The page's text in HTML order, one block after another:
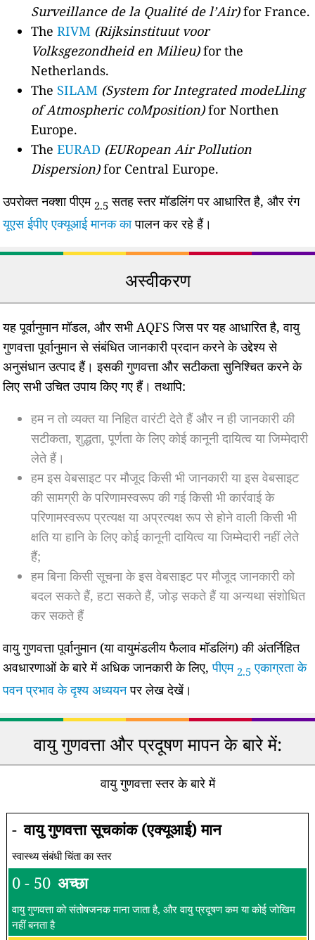
Surveillance de la Qualité de l’Air)for France.
TheRIVM (Rijksinstituut voor
Volksgezondheid en Milieu)for the
Netherlands.
The SILAM (System for Integrated modeLling
of Atmospheric coMposition)for Northen
Europe.
TheEURAD (EURopean Air Pollution
Dispersion)for Central Europe.
उपरोक्त नक्शा पीएम 2.5 सतह स्तर मॉडलिंग पर आधारित है, और रंग
यूएस ईपीए एक्यूआई मानक कापालन कर रहे हैं।
अस्वीकरण
यह पूर्वानुमान मॉडल, और सभी AQFS जिस पर यह आधारित है, वायु
गुणवत्ता पूर्वानुमान से संबंधित जानकारी प्रदान करने के उद्देश्य से
अनुसंधान उत्पाद हैं। इसकी गुणवत्ता और सटीकता सुनिश्चित करने के
लिए सभी उचित उपाय किए गए हैं। तथापि:
हम न तो व्यक्त या निहित वारंटी देते हैं और न ही जानकारी की
सटीकता, शुद्धता, पूर्णता के लिए कोई कानूनी दायित्व या जिम्मेदारी
लेते हैं।
हम इस वेबसाइट पर मौजूद किसी भी जानकारी या इस वेबसाइट
की सामग्री के परिणामस्वरूप की गई किसी भी कार्रवाई के
परिणामस्वरूप प्रत्यक्ष या अप्रत्यक्ष रूप से होने वाली किसी भी
क्षति या हानि के लिए कोई कानूनी दायित्व या जिम्मेदारी नहीं लेते
हैं;
हम बिना किसी सूचना के इस वेबसाइट पर मौजूद जानकारी को
बदल सकते हैं, हटा सकते हैं, जोड़ सकते हैं या अन्यथा संशोधित
कर सकते हैं
वायु गुणवत्ता पूर्वानुमान (या वायुमंडलीय फैलाव मॉडलिंग) की अंतर्निहित
अवधारणाओं के बारे में अधिक जानकारी के लिए,पीएम 2.5 एकाग्रता के
पवन प्रभाव के दृश्य अध्ययनपर लेख देखें।
वायु गुणवत्ता और प्रदूषण मापन के बारे में:
वायु गुणवत्ता स्तर के बारे में
- वायु गुणवत्ता सूचकांक (एक्यूआई) मान
स्वास्थ्य संबंधी चिंता का स्तर
0 - 50 अच्छा
वायु गुणवत्ता को संतोषजनक माना जाता है, और वायु प्रदूषण कम या कोई जोखिम
नहीं बनता है